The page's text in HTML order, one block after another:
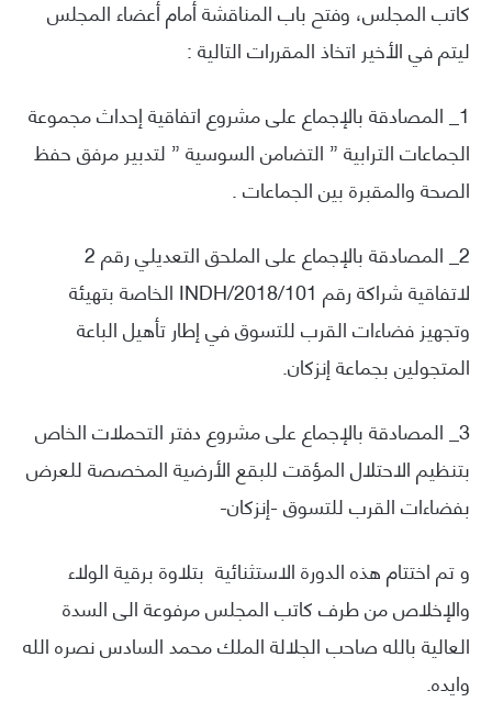
كاتب المجلس، وفتح باب المناقشة أمام أعضاء المجلس
ليتم في الأخير اتخاذ المقررات التالية :
1_ المصادقة بالإجماع على مشروع اتفاقية إحداث مجموعة
الجماعات الترابية ” التضامن السوسية ” لتدبير مرفق حفظ
الصحة والمقبرة بين الجماعات .
2_ المصادقة بالإجماع على الملحق التعديلي رقم 2
لاتفاقية شراكة رقم 101/INDH/2018 الخاصة بتهيئة
وتجهيز فضاءات القرب للتسوق في إطار تأهيل الباعة
المتجولين بجماعة إنزكان.
3_ المصادقة بالإجماع على مشروع دفتر التحملات الخاص
بتنظيم الاحتلال المؤقت للبقع الأرضية المخصصة للعرض
بفضاءات القرب للتسوق -إنزكان-
و تم اختتام هذه الدورة الاستثنائية بتلاوة برقية الولاء
والإخلاص من طرف كاتب المجلس مرفوعة الى السدة
العالية بالله صاحب الجلالة الملك محمد السادس نصره الله
وايده.